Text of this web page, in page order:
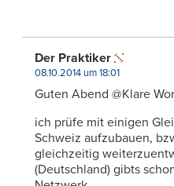
Der Praktiker
08.10.2014 um 18:01
Guten Abend @Klare
ich prüfe mit einigen
Schweiz aufzubauen,
gleichzeitig
(Deutschland) gibts